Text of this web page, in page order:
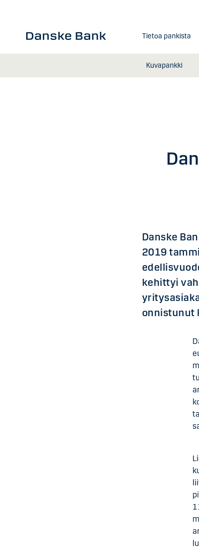
Tietoa pankista
Kuvapankki
Danske
2019
kehittyi
onnistunut